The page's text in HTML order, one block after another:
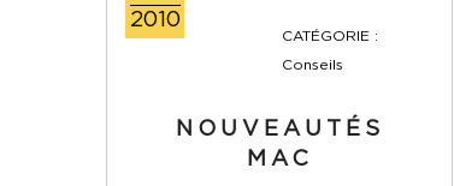
2010
CATÉGORIE :
Conseils
NOUVEAUTÉS
MAC